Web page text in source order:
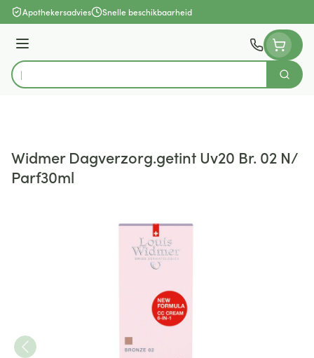
Ga naar de inhoud
Apothekersadvies Snelle beschikbaarheid
Menu
Product, merk, categorie...
Zoek
Widmer Dagverzorg.getint Uv20 Br. 02 N/
Parf30ml